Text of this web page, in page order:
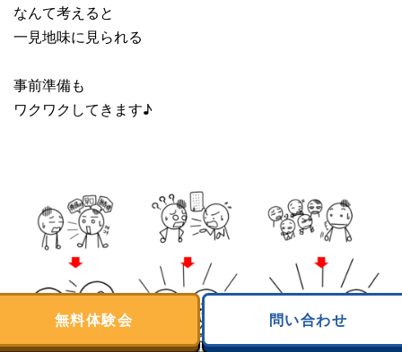
なんて考えると
一見地味に見られる
事前準備も
ワクワクしてきます♪
無料体験会 問い合わせ